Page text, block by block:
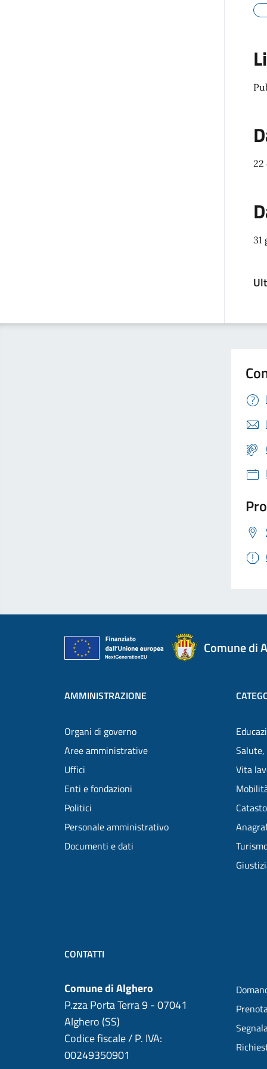
22
31
Comune di
AMMINISTRAZIONE
Organi di governo
Aree amministrative
Uffici
Enti e fondazioni
Politici
Personale amministrativo
Documenti e dati
Salute,
Vita
CONTATTI
Comune di Alghero
P.zza Porta Terra 9 - 07041
Alghero (SS)
Codice fiscale / P. IVA:
00249350901